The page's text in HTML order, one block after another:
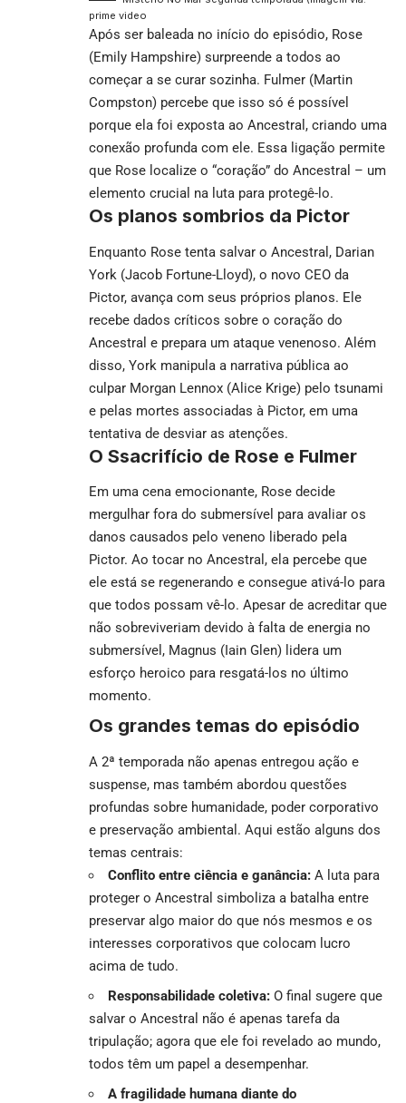
prime video
Após ser baleada no início do episódio, Rose
(Emily Hampshire) surpreende a todos ao
começar a se curar sozinha. Fulmer (Martin
Compston) percebe que isso só é possível
porque ela foi exposta ao Ancestral, criando uma
conexão profunda com ele. Essa ligação permite
que Rose localize o “coração” do Ancestral – um
elemento crucial na luta para protegê-lo.
Os planos sombrios da Pictor
Enquanto Rose tenta salvar o Ancestral, Darian
York (Jacob Fortune-Lloyd), o novo CEO da
Pictor, avança com seus próprios planos. Ele
recebe dados críticos sobre o coração do
Ancestral e prepara um ataque venenoso. Além
disso, York manipula a narrativa pública ao
culpar Morgan Lennox (Alice Krige) pelo tsunami
e pelas mortes associadas à Pictor, em uma
tentativa de desviar as atenções.
O Ssacrifício de Rose e Fulmer
Em uma cena emocionante, Rose decide
mergulhar fora do submersível para avaliar os
danos causados pelo veneno liberado pela
Pictor. Ao tocar no Ancestral, ela percebe que
ele está se regenerando e consegue ativá-lo para
que todos possam vê-lo. Apesar de acreditar que
não sobreviveriam devido à falta de energia no
submersível, Magnus (Iain Glen) lidera um
esforço heroico para resgatá-los no último
momento.
Os grandes temas do episódio
A 2ª temporada não apenas entregou ação e
suspense, mas também abordou questões
profundas sobre humanidade, poder corporativo
e preservação ambiental. Aqui estão alguns dos
temas centrais:
Conflito entre ciência e ganância: A luta para
proteger o Ancestral simboliza a batalha entre
preservar algo maior do que nós mesmos e os
interesses corporativos que colocam lucro
acima de tudo.
Responsabilidade coletiva: O final sugere que
salvar o Ancestral não é apenas tarefa da
tripulação; agora que ele foi revelado ao mundo,
todos têm um papel a desempenhar.
A fragilidade humana diante do